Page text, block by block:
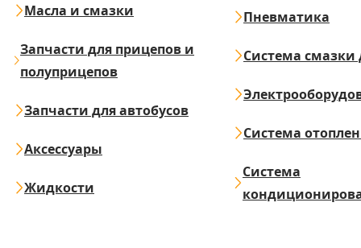
Масла и смазки
Запчасти для прицепов и
полуприцепов
Запчасти для автобусов
Аксессуары
Жидкости
Пневматика
Система смазки
Система
Система